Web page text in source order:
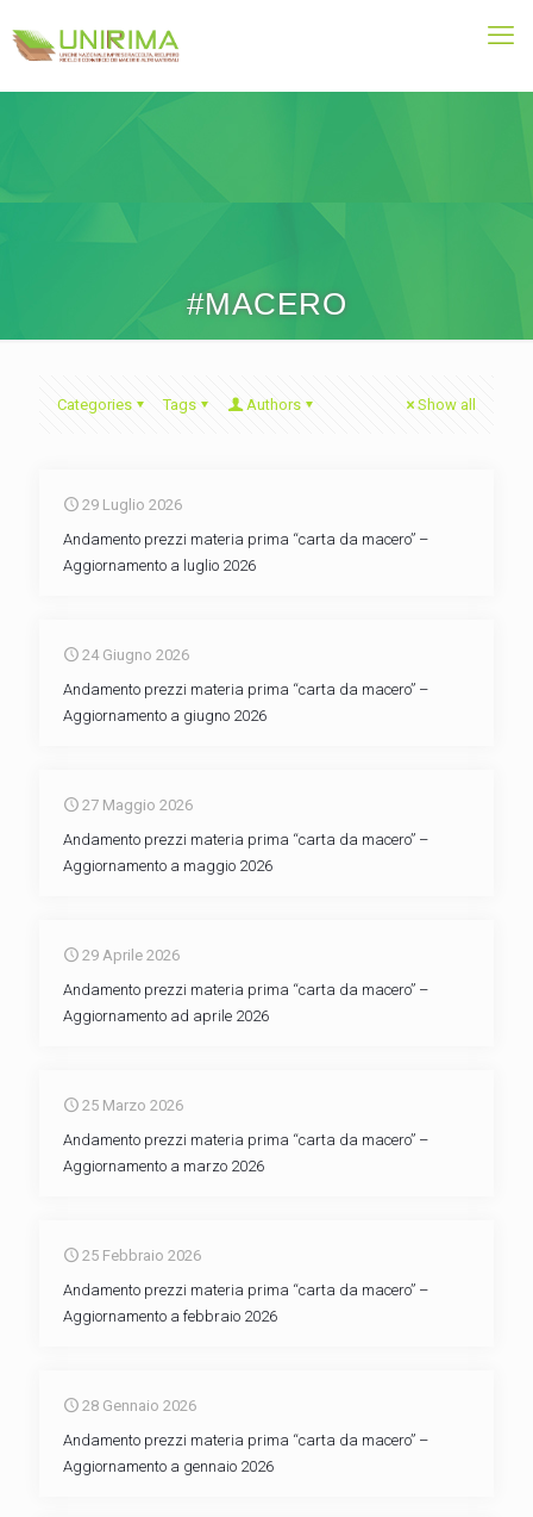
#MACERO
Categories Tags Authors Show all
29 Luglio 2026
Andamento prezzi materia prima “carta da macero” –
Aggiornamento a luglio 2026
24 Giugno 2026
Andamento prezzi materia prima “carta da macero” –
Aggiornamento a giugno 2026
27 Maggio 2026
Andamento prezzi materia prima “carta da macero” –
Aggiornamento a maggio 2026
29 Aprile 2026
Andamento prezzi materia prima “carta da macero” –
Aggiornamento ad aprile 2026
25 Marzo 2026
Andamento prezzi materia prima “carta da macero” –
Aggiornamento a marzo 2026
25 Febbraio 2026
Andamento prezzi materia prima “carta da macero” –
Aggiornamento a febbraio 2026
28 Gennaio 2026
Andamento prezzi materia prima “carta da macero” –
Aggiornamento a gennaio 2026